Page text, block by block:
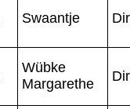
Swaantje
Wübke
Margarethe